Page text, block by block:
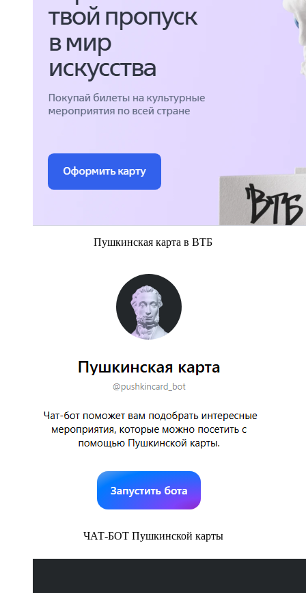
Пушкинская карта в ВТБ
ЧАТ-БОТ Пушкинской карты